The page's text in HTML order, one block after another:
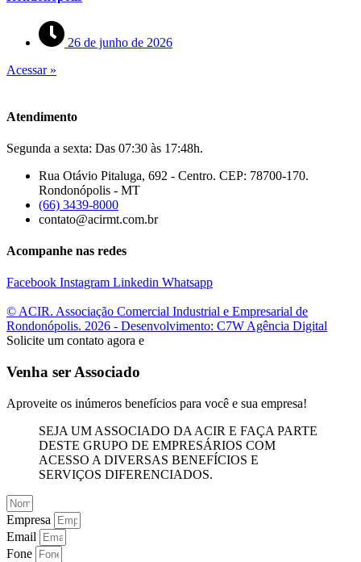
26 de junho de 2026
Acessar »
Atendimento
Segunda a sexta: Das 07:30 às 17:48h.
Rua Otávio Pitaluga, 692 - Centro. CEP: 78700-170.
Rondonópolis - MT
(66) 3439-8000
contato@acirmt.com.br
Acompanhe nas redes
Facebook Instagram Linkedin Whatsapp
© ACIR. Associação Comercial Industrial e Empresarial de
Rondonópolis. 2026 - Desenvolvimento: C7W Agência Digital
Solicite um contato agora e
Venha ser Associado
Aproveite os inúmeros benefícios para você e sua empresa!
SEJA UM ASSOCIADO DA ACIR E FAÇA PARTE
DESTE GRUPO DE EMPRESÁRIOS COM
ACESSO A DIVERSAS BENEFÍCIOS E
SERVIÇOS DIFERENCIADOS.
Empresa
Email
Fone